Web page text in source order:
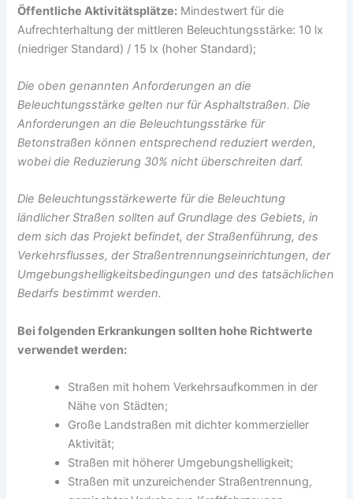
Öffentliche Aktivitätsplätze: Mindestwert für die
Aufrechterhaltung der mittleren Beleuchtungsstärke: 10 lx
(niedriger Standard) / 15 lx (hoher Standard);
Die oben genannten Anforderungen an die
Beleuchtungsstärke gelten nur für Asphaltstraßen. Die
Anforderungen an die Beleuchtungsstärke für
Betonstraßen können entsprechend reduziert werden,
wobei die Reduzierung 30% nicht überschreiten darf.
Die Beleuchtungsstärkewerte für die Beleuchtung
ländlicher Straßen sollten auf Grundlage des Gebiets, in
dem sich das Projekt befindet, der Straßenführung, des
Verkehrsflusses, der Straßentrennungseinrichtungen, der
Umgebungshelligkeitsbedingungen und des tatsächlichen
Bedarfs bestimmt werden.
Bei folgenden Erkrankungen sollten hohe Richtwerte
verwendet werden:
Straßen mit hohem Verkehrsaufkommen in der
Nähe von Städten;
Große Landstraßen mit dichter kommerzieller
Aktivität;
Straßen mit höherer Umgebungshelligkeit;
Straßen mit unzureichender Straßentrennung,